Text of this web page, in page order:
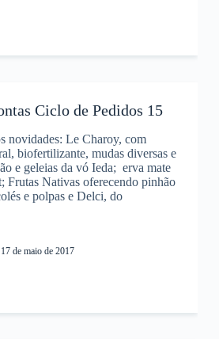
Ciclo de Pedidos 15
novidades: Le Charoy, com
biofertilizante, mudas diversas e
e geleias da vó Ieda; erva mate
Frutas Nativas oferecendo pinhão
e polpas e Delci, do
17 de maio de 2017